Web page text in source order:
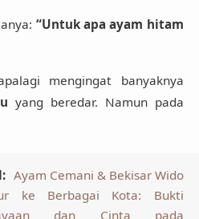
“Untuk apa ayam hitam
mengingat banyaknya
yang beredar. Namun pada
Ayam Cemani & Bekisar Wido
ke Berbagai Kota: Bukti
dan Cinta pada